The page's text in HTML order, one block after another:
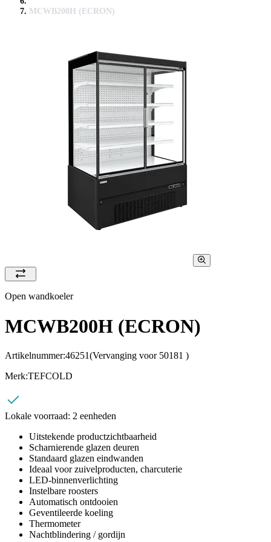
MCWB200H (ECRON)
Open wandkoeler
MCWB200H (ECRON)
Artikelnummer:46251(Vervanging voor 50181 )
Merk:TEFCOLD
Lokale voorraad: 2 eenheden
Uitstekende productzichtbaarheid
Scharnierende glazen deuren
Standaard glazen eindwanden
Ideaal voor zuivelproducten, charcuterie
LED-binnenverlichting
Instelbare roosters
Automatisch ontdooien
Geventileerde koeling
Thermometer
Nachtblindering / gordijn